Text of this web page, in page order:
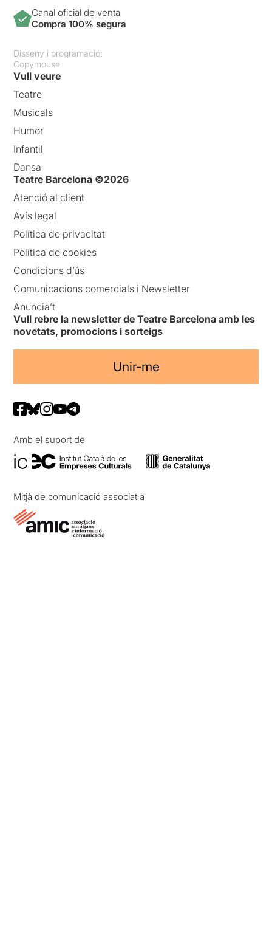
Canal oficial de venta
Compra 100% segura
Disseny i programació:
Copymouse
Vull veure
Teatre
Musicals
Humor
Infantil
Dansa
Teatre Barcelona ©2026
Atenció al client
Avís legal
Política de privacitat
Política de cookies
Condicions d’ús
Comunicacions comercials i Newsletter
Anuncia’t
Vull rebre la newsletter de Teatre Barcelona amb les
novetats, promocions i sorteigs
Unir-me
Amb el suport de
Mitjà de comunicació associat a